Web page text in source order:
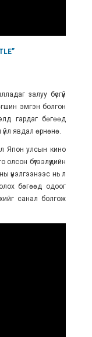
залуу бүсгүй
эмгэн болгон
гардаг бөгөөд
явдал өрнөнө.
Япон улсын кино
бүтээлүүдийн
үнэлгээнээс нь л
бөгөөд одоог
санал болгож